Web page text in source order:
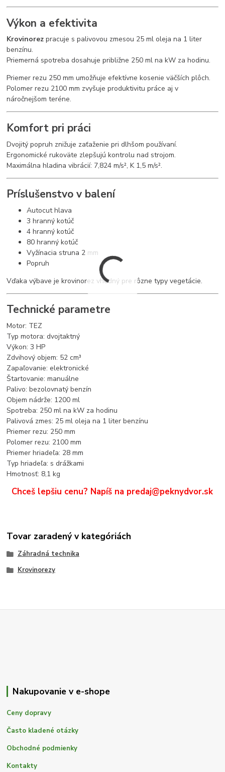
Výkon a efektivita
Krovinorezpracuje s palivovou zmesou 25 ml oleja na 1 liter
benzínu.
Priemerná spotreba dosahuje približne 250 ml na kW za hodinu.
Priemer rezu 250 mm umožňuje efektívne kosenie väčších plôch.
Polomer rezu 2100 mm zvyšuje produktivitu práce aj v
náročnejšom teréne.
Komfort pri práci
Dvojitý popruh znižuje zaťaženie pri dlhšom používaní.
Ergonomické rukoväte zlepšujú kontrolu nad strojom.
Maximálna hladina vibrácií: 7,824 m/s², K 1,5 m/s².
Príslušenstvo v balení
Autocut hlava
3 hranný kotúč
4 hranný kotúč
80 hranný kotúč
Vyžínacia struna 2 mm
Popruh
Vďaka výbave je krovinorez vhodný pre rôzne typy vegetácie.
Technické parametre
Motor: TEZ
Typ motora: dvojtaktný
Výkon: 3 HP
Zdvihový objem: 52 cm³
Zapaľovanie: elektronické
Štartovanie: manuálne
Palivo: bezolovnatý benzín
Objem nádrže: 1200 ml
Spotreba: 250 ml na kW za hodinu
Palivová zmes: 25 ml oleja na 1 liter benzínu
Priemer rezu: 250 mm
Polomer rezu: 2100 mm
Priemer hriadeľa: 28 mm
Typ hriadeľa: s drážkami
Hmotnosť: 8,1 kg
Chceš lepšiu cenu? Napíš na predaj@peknydvor.sk
Tovar zaradený v kategóriách
Záhradná technika
Krovinorezy
Nakupovanie v e-shope
Ceny dopravy
Často kladené otázky
Obchodné podmienky
Kontakty